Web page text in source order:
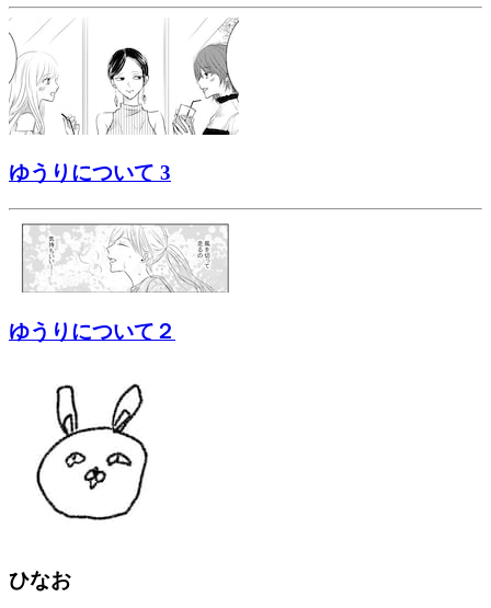
ゆうりについて 3
ゆうりについて２
ひなお